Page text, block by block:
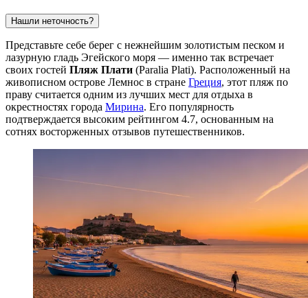
Нашли неточность?
Представьте себе берег с нежнейшим золотистым песком и
лазурную гладь Эгейского моря — именно так встречает
своих гостей Пляж Плати (Paralia Plati). Расположенный на
живописном острове Лемнос в стране Греция, этот пляж по
праву считается одним из лучших мест для отдыха в
окрестностях города Мирина. Его популярность
подтверждается высоким рейтингом 4.7, основанным на
сотнях восторженных отзывов путешественников.